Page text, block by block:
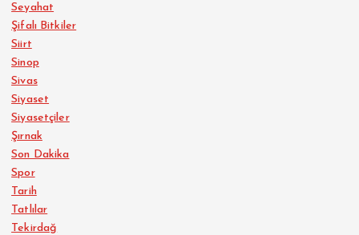
Seyahat
Şifalı Bitkiler
Siirt
Sinop
Sivas
Siyaset
Siyasetçiler
Şırnak
Son Dakika
Spor
Tarih
Tatlılar
Tekirdağ